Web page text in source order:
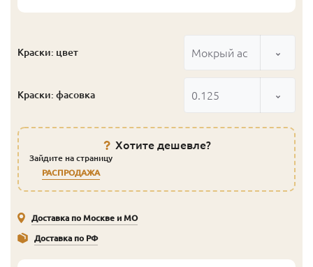
Краски: цвет Мокрый асфальт
Краски: фасовка 0.125
Хотите дешевле?
Зайдите на страницу
РАСПРОДАЖА
Доставка по Москве и МО
Доставка по РФ